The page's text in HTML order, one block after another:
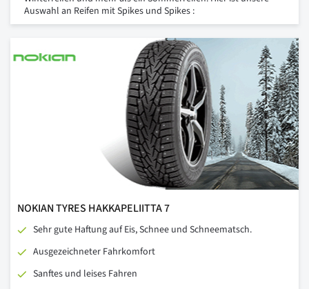
Auswahl an Reifen mit Spikes und Spikes :
NOKIAN TYRES HAKKAPELIITTA 7
Sehr gute Haftung auf Eis, Schnee und Schneematsch.
Ausgezeichneter Fahrkomfort
Sanftes und leises Fahren